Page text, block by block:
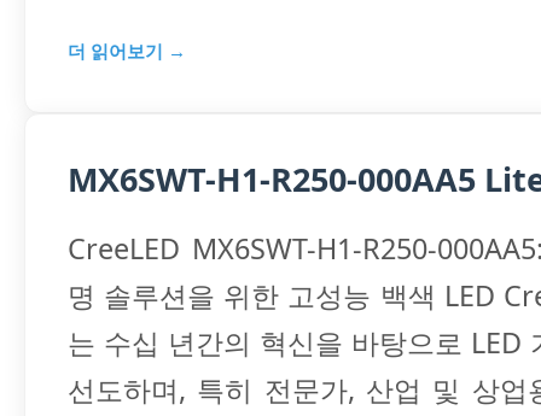
더 읽어보기 →
MX6SWT-H1-R250-000AA5
CreeLED MX6SWT-H1-R250-
명 솔루션을 위한 고성능 백색 LED
는 수십 년간의 혁신을 바탕으로 LED
선도하며, 특히 전문가, 산업 및 상업